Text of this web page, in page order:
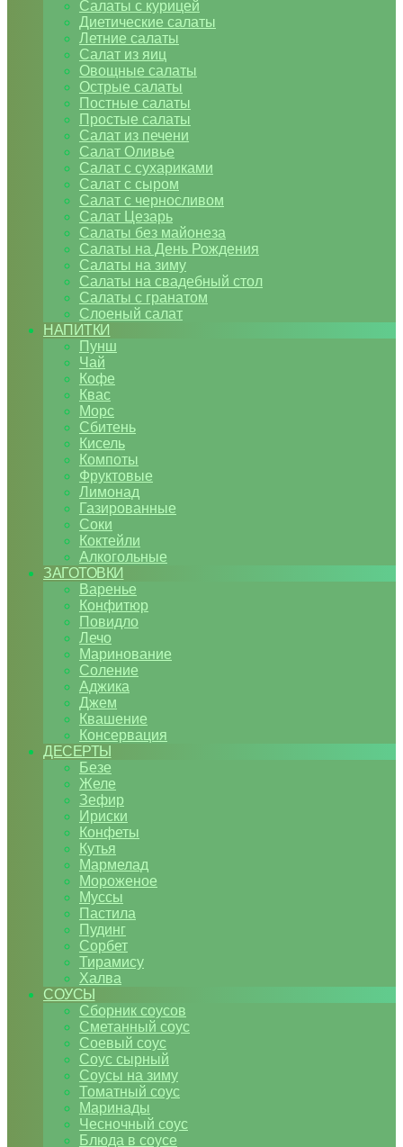
Салаты с курицей
Диетические салаты
Летние салаты
Салат из яиц
Овощные салаты
Острые салаты
Постные салаты
Простые салаты
Салат из печени
Салат Оливье
Салат с сухариками
Салат с сыром
Салат с черносливом
Салат Цезарь
Салаты без майонеза
Салаты на День Рождения
Салаты на зиму
Салаты на свадебный стол
Салаты с гранатом
Слоеный салат
НАПИТКИ
Пунш
Чай
Кофе
Квас
Морс
Сбитень
Кисель
Компоты
Фруктовые
Лимонад
Газированные
Соки
Коктейли
Алкогольные
ЗАГОТОВКИ
Варенье
Конфитюр
Повидло
Лечо
Маринование
Соление
Аджика
Джем
Квашение
Консервация
ДЕСЕРТЫ
Безе
Желе
Зефир
Ириски
Конфеты
Кутья
Мармелад
Мороженое
Муссы
Пастила
Пудинг
Сорбет
Тирамису
Халва
СОУСЫ
Сборник соусов
Сметанный соус
Соевый соус
Соус сырный
Соусы на зиму
Томатный соус
Маринады
Чесночный соус
Блюда в соусе